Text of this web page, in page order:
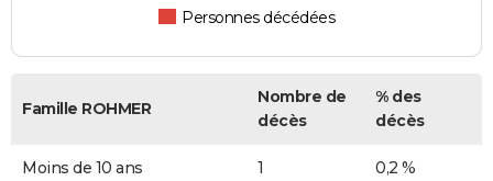
Personnes décédées
Famille ROHMER
Nombre de
décès
% des
décès
Moins de 10 ans 1 0,2 %